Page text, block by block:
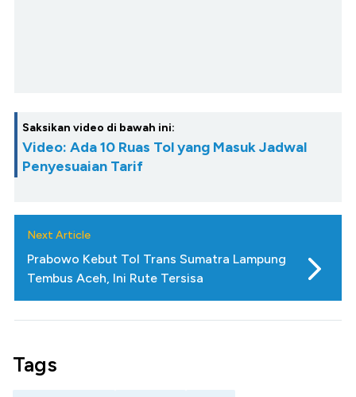
Saksikan video di bawah ini:
Video: Ada 10 Ruas Tol yang Masuk Jadwal
Penyesuaian Tarif
Next Article
Prabowo Kebut Tol Trans Sumatra Lampung
Tembus Aceh, Ini Rute Tersisa
Tags